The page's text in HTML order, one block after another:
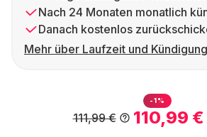
Nach 24 Monaten monatlich
Danach kostenlos
Mehr über Laufzeit und
-1%
110,99 €
111,99 €